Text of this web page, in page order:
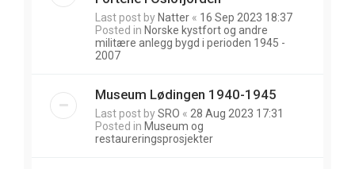
Last post by Natter « 16 Sep 2023 18:37
Posted in Norske kystfort og andre
militære anlegg bygd i perioden 1945 -
2007
Museum Lødingen 1940-1945
Last post bySRO « 28 Aug 2023 17:31
Posted in Museum og
restaureringsprosjekter